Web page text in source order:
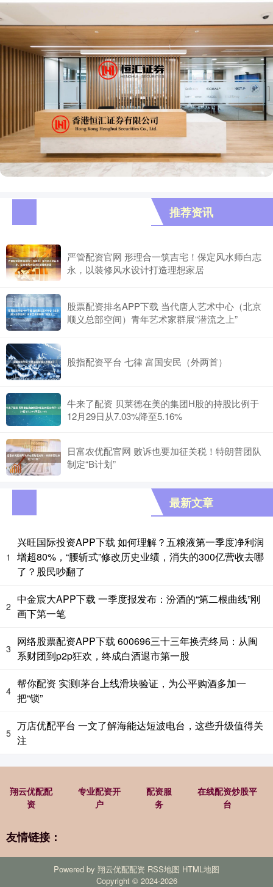
推荐资讯
严管配资官网 形理合一筑吉宅！保定风水师白志
永，以装修风水设计打造理想家居
股票配资排名APP下载 当代唐人艺术中心（北京
顺义总部空间）青年艺术家群展“潜流之上”
股指配资平台 七律 富国安民（外两首）
牛来了配资 贝莱德在美的集团H股的持股比例于
12月29日从7.03%降至5.16%
日富农优配官网 败诉也要加征关税！特朗普团队
制定“B计划”
最新文章
1
兴旺国际投资APP下载 如何理解？五粮液第一季度净利润
增超80%，“腰斩式”修改历史业绩，消失的300亿营收去哪
了？股民吵翻了
2
中金宸大APP下载 一季度报发布：汾酒的“第二根曲线”刚
画下第一笔
3
网络股票配资APP下载 600696三十三年换壳终局：从闽
系财团到p2p狂欢，终成白酒退市第一股
4
帮你配资 实测i茅台上线滑块验证，为公平购酒多加一
把“锁”
5
万店优配平台 一文了解海能达短波电台，这些升级值得关
注
翔云优配配
资
专业配资开
户
配资服
务
在线配资炒股平
台
友情链接：
Powered by 翔云优配配资 RSS地图 HTML地图
Copyright © 2024-2026